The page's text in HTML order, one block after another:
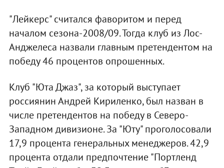
"Лейкерс" считался фаворитом и перед
началом сезона-2008/09. Тогда клуб из Лос-
Анджелеса назвали главным претендентом на
победу 46 процентов опрошенных.
Клуб "Юта Джаз", за который выступает
россиянин Андрей Кириленко, был назван в
числе претендентов на победу в Северо-
Западном дивизионе. За "Юту" проголосовали
17,9 процента генеральных менеджеров. 42,9
процента отдали предпочтение "Портленд